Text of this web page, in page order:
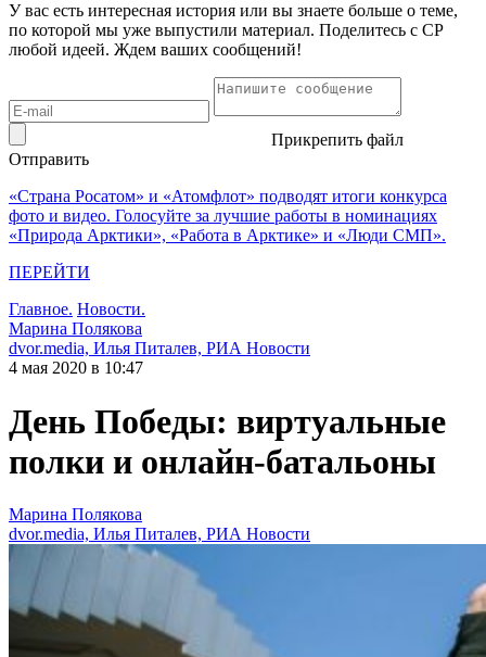
У вас есть интересная история или вы знаете больше о теме,
по которой мы уже выпустили материал. Поделитесь с СР
любой идеей. Ждем ваших сообщений!
Прикрепить файл
Отправить
«Страна Росатом» и «Атомфлот» подводят итоги конкурса
фото и видео. Голосуйте за лучшие работы в номинациях
«Природа Арктики», «Работа в Арктике» и «Люди СМП».
ПЕРЕЙТИ
Главное. Новости.
Марина Полякова
dvor.media, Илья Питалев, РИА Новости
4 мая 2020 в 10:47
День Победы: виртуальные
полки и онлайн-батальоны
Марина Полякова
dvor.media, Илья Питалев, РИА Новости